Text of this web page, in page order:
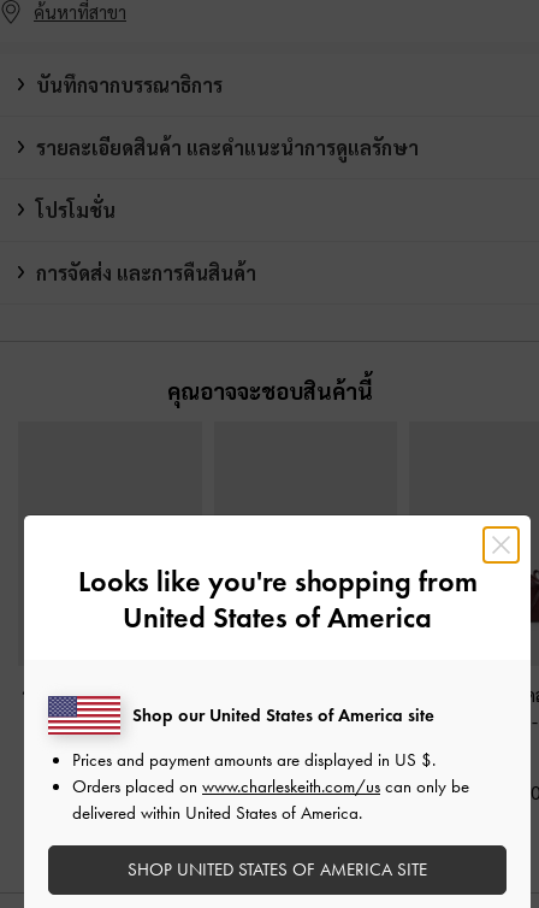
ค้นหาที่สาขา
บันทึกจากบรรณาธิการ
รายละเอียดสินค้า และคำแนะนำการดูแลรักษา
โปรโมชั่น
การจัดส่ง และการคืนสินค้า
คุณอาจจะชอบสินค้านี้
รองเท้าส้นเตี้ยรัดส้นหนัง
แก้วดีเทลสายคาดรุ่น
สีเบอร์กันดี
฿2,190.00
กลับประดับโบว์-สีเบอร์
กันดี
฿3,390.00
รองเท้าส้นสูงเ
กลับประดับโบว์
฿3,190.00
Looks like you're shopping from
United States of America
Shop our United States of America site
Prices and payment amounts are displayed in US $.
Orders placed on www.charleskeith.com/us can only be
delivered within United States of America.
SHOP UNITED STATES OF AMERICA SITE